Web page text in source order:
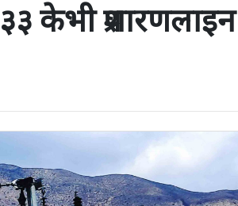
केभी प्रशारणलाइन